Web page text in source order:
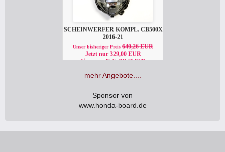
mehr Angebote....
Sponsor von
www.honda-board.de